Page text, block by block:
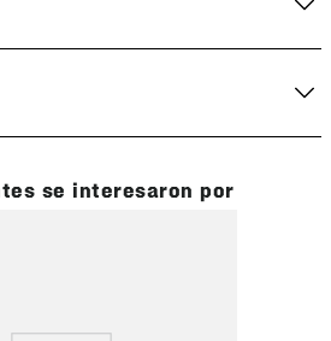
se interesaron por